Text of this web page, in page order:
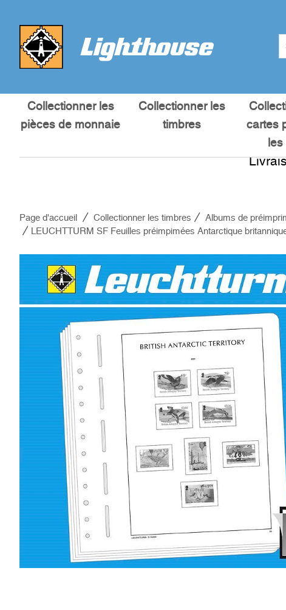
Collectionner les
pièces de monnaie
Collectionner les
timbres
cartes
Page d'accueil Collectionner les timbres Albums de
LEUCHTTURM SF Feuilles préimpimées Antarctique